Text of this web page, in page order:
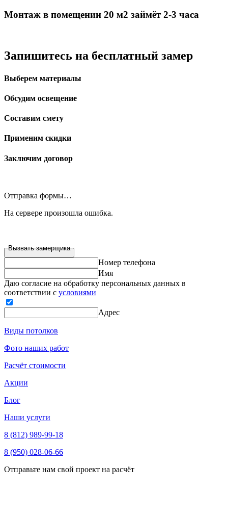
Монтаж в помещении 20 м2 займёт 2-3 часа
Запишитесь на бесплатный замер
Выберем материалы
Обсудим освещение
Составим смету
Применим скидки
Заключим договор
Отправка формы…
На сервере произошла ошибка.
Вызвать замерщика
Номер телефона
Имя
Даю согласие на обработку персональных данных в
соответствии с условиями
Адрес
Виды потолков
Фото наших работ
Расчёт стоимости
Акции
Блог
Наши услуги
8 (812) 989-99-18
8 (950) 028-06-66
Отправьте нам свой проект на расчёт